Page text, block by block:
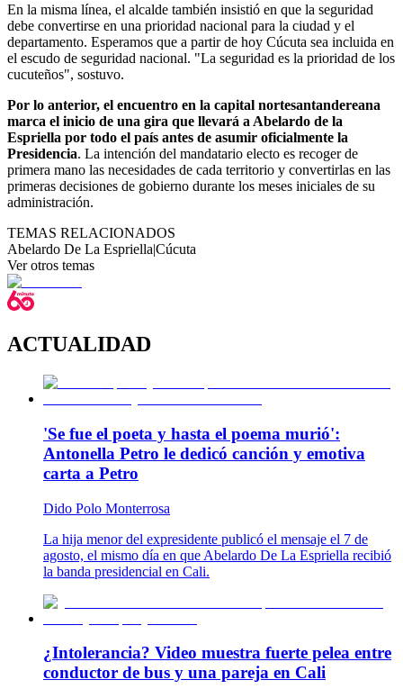
En la misma línea, el alcalde también insistió en que la seguridad
debe convertirse en una prioridad nacional para la ciudad y el
departamento. Esperamos que a partir de hoy Cúcuta sea incluida en
el escudo de seguridad nacional. "La seguridad es la prioridad de los
cucuteños", sostuvo.
Por lo anterior, el encuentro en la capital nortesantandereana
marca el inicio de una gira que llevará a Abelardo de la
Espriella por todo el país antes de asumir oficialmente la
Presidencia. La intención del mandatario electo es recoger de
primera mano las necesidades de cada territorio y convertirlas en las
primeras decisiones de gobierno durante los meses iniciales de su
administración.
TEMAS RELACIONADOS
Abelardo De La Espriella|Cúcuta
Ver otros temas
ACTUALIDAD
'Se fue el poeta y hasta el poema murió':
Antonella Petro le dedicó canción y emotiva
carta a Petro
Dido Polo Monterrosa
La hija menor del expresidente publicó el mensaje el 7 de
agosto, el mismo día en que Abelardo De La Espriella recibió
la banda presidencial en Cali.
¿Intolerancia? Video muestra fuerte pelea entre
conductor de bus y una pareja en Cali